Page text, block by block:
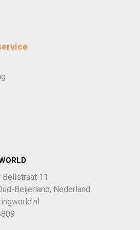
Bellstraat 11
Beijerland, Nederland